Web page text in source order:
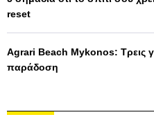
reset
Agrari Beach Mykonos: Τρεις
παράδοση